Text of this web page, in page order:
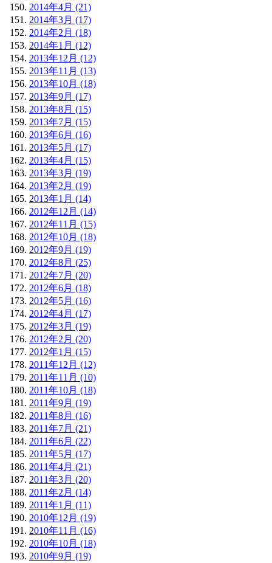
2014年4月 (21)
2014年3月 (17)
2014年2月 (18)
2014年1月 (12)
2013年12月 (12)
2013年11月 (13)
2013年10月 (18)
2013年9月 (17)
2013年8月 (15)
2013年7月 (15)
2013年6月 (16)
2013年5月 (17)
2013年4月 (15)
2013年3月 (19)
2013年2月 (19)
2013年1月 (14)
2012年12月 (14)
2012年11月 (15)
2012年10月 (18)
2012年9月 (19)
2012年8月 (25)
2012年7月 (20)
2012年6月 (18)
2012年5月 (16)
2012年4月 (17)
2012年3月 (19)
2012年2月 (20)
2012年1月 (15)
2011年12月 (12)
2011年11月 (10)
2011年10月 (18)
2011年9月 (19)
2011年8月 (16)
2011年7月 (21)
2011年6月 (22)
2011年5月 (17)
2011年4月 (21)
2011年3月 (20)
2011年2月 (14)
2011年1月 (11)
2010年12月 (19)
2010年11月 (16)
2010年10月 (18)
2010年9月 (19)